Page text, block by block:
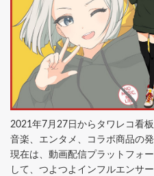
2021年7月27日からタワレコ看板
音楽、エンタメ、コラボ商品の発
現在は、動画配信プラットフォ
して、つよつよインフルエンサ